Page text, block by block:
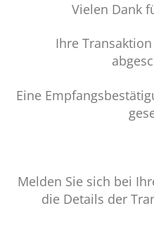
Vielen Dank
Ihre
Eine
Melden Sie sich bei
die Details der